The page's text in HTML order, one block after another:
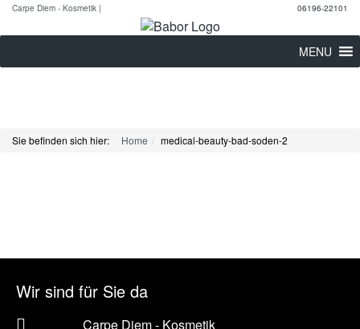
Carpe Diem - Kosmetik | 06196-22101
MENU
Sie befinden sich hier: Home medical-beauty-bad-soden-2
Wir sind für Sie da
Carpe Diem - Kosmetik